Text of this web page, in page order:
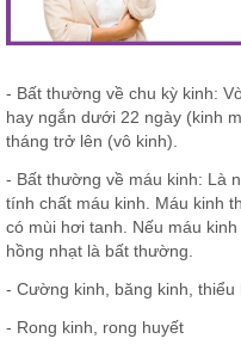
- Bất thường về chu kỳ kinh:
hay ngắn dưới 22 ngày (kinh
tháng trở lên (vô kinh).
- Bất thường về máu kinh: Là
tính chất máu kinh. Máu kinh
có mùi hơi tanh. Nếu máu
hồng nhạt là bất thường.
- Cường kinh, băng kinh, thiểu
- Rong kinh, rong huyết